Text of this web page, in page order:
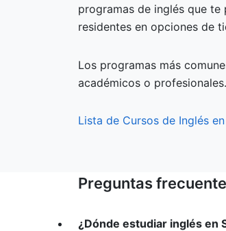
programas de inglés que
residentes en opciones de
Los programas más
académicos o profesionales.
Lista de Cursos de Inglés
Preguntas
¿Dónde estudiar inglés en